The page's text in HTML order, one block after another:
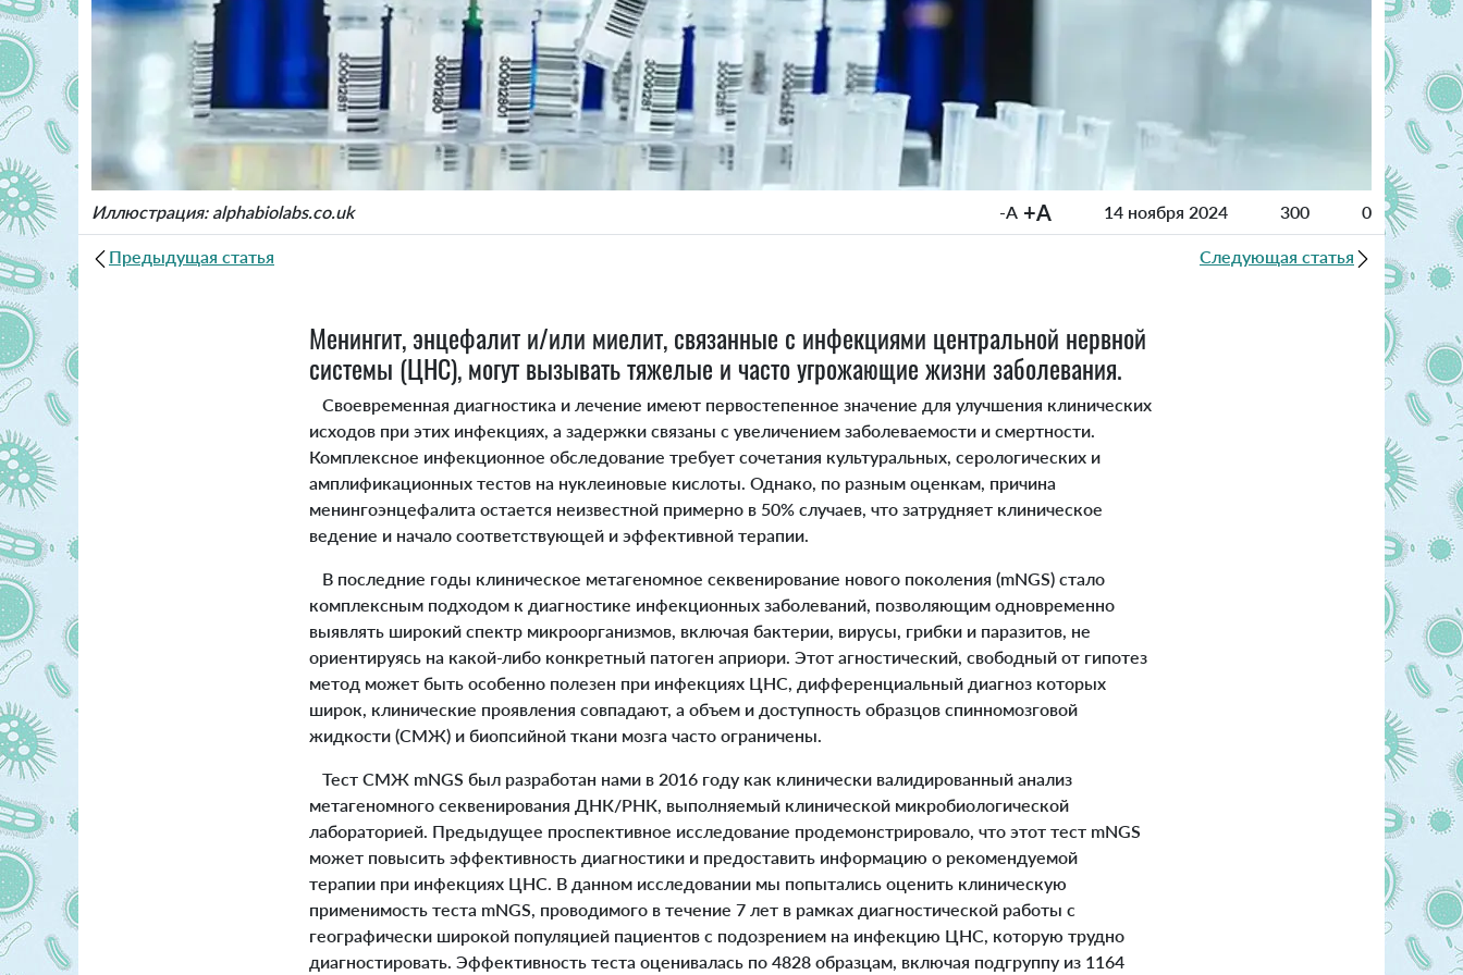
Иллюстрация: alphabiolabs.co.uk -A +A 14 ноября 2024 300 0
Предыдущая статья Следующая статья
Менингит, энцефалит и/или миелит, связанные с инфекциями центральной нервной
системы (ЦНС), могут вызывать тяжелые и часто угрожающие жизни заболевания.
Своевременная диагностика и лечение имеют первостепенное значение для улучшения клинических
исходов при этих инфекциях, а задержки связаны с увеличением заболеваемости и смертности.
Комплексное инфекционное обследование требует сочетания культуральных, серологических и
амплификационных тестов на нуклеиновые кислоты. Однако, по разным оценкам, причина
менингоэнцефалита остается неизвестной примерно в 50% случаев, что затрудняет клиническое
ведение и начало соответствующей и эффективной терапии.
В последние годы клиническое метагеномное секвенирование нового поколения (mNGS) стало
комплексным подходом к диагностике инфекционных заболеваний, позволяющим одновременно
выявлять широкий спектр микроорганизмов, включая бактерии, вирусы, грибки и паразитов, не
ориентируясь на какой-либо конкретный патоген априори. Этот агностический, свободный от гипотез
метод может быть особенно полезен при инфекциях ЦНС, дифференциальный диагноз которых
широк, клинические проявления совпадают, а объем и доступность образцов спинномозговой
жидкости (СМЖ) и биопсийной ткани мозга часто ограничены.
Тест СМЖ mNGS был разработан нами в 2016 году как клинически валидированный анализ
метагеномного секвенирования ДНК/РНК, выполняемый клинической микробиологической
лабораторией. Предыдущее проспективное исследование продемонстрировало, что этот тест mNGS
может повысить эффективность диагностики и предоставить информацию о рекомендуемой
терапии при инфекциях ЦНС. В данном исследовании мы попытались оценить клиническую
применимость теста mNGS, проводимого в течение 7 лет в рамках диагностической работы с
географически широкой популяцией пациентов с подозрением на инфекцию ЦНС, которую трудно
диагностировать. Эффективность теста оценивалась по 4828 образцам, включая подгруппу из 1164